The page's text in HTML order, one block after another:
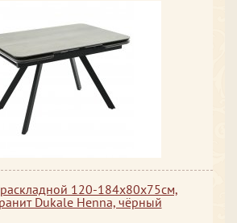
120-184x80x75см,
Dukale Henna, чёрный